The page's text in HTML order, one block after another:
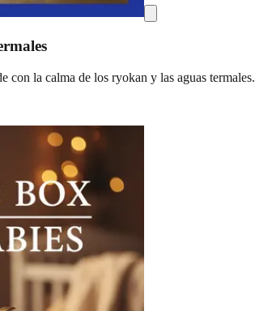
con la calma de los ryokan y las aguas termales.